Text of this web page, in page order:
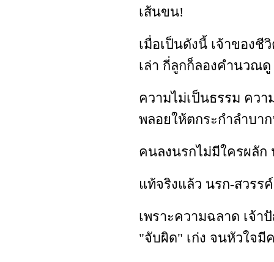
เส้นขน!
เมื่อเป็นดังนี้ เจ้าของ
เล่า กี่ลูกก็ลองคำนวณดู
ความไม่เป็นธรรม ควา
พลอยให้ตกระกำลำบา
คนลงนรกไม่มีใครผลัก
แท้จริงแล้ว นรก-สวรร
เพราะความฉลาด เจ้า
"จับผิด" เก่ง จนหัวใจมี